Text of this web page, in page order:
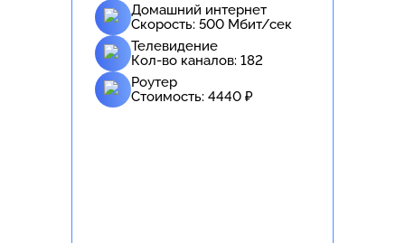
Домашний интернет
Скорость: 500 Мбит/сек
Телевидение
Кол-во каналов: 182
Роутер
Стоимость: 4440 ₽